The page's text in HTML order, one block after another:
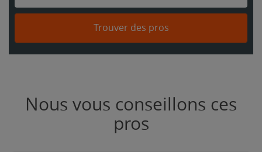
Trouver des pros
Nous vous conseillons ces
pros